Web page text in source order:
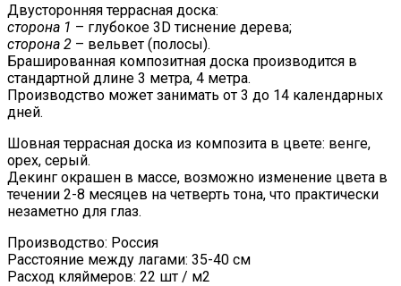
Двусторонняя террасная доска:
сторона 1 – глубокое 3D тиснение дерева;
сторона 2 – вельвет (полосы).
Брашированная композитная доска производится в
стандартной длине 3 метра, 4 метра.
Производство может занимать от 3 до 14 календарных
дней.
Шовная террасная доска из композита в цвете: венге,
орех, серый.
Декинг окрашен в массе, возможно изменение цвета в
течении 2-8 месяцев на четверть тона, что практически
незаметно для глаз.
Производство: Россия
Расстояние между лагами: 35-40 см
Расход кляймеров: 22 шт / м2